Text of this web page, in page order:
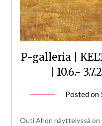
P-galleria |
| 10.6.-
Posted on
Outi Ahon näyttelyssä on